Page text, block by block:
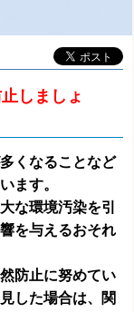
しましょ
くなることなど
ます。
な環境汚染を引
を与えるおそれ
防止に努めてい
した場合は、関